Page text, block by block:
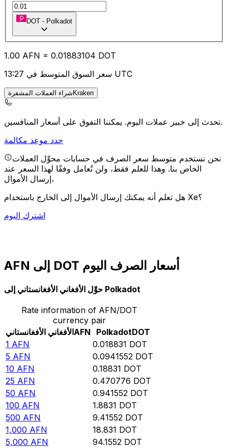
DOT - Polkadot
1.00 AFN = 0.01883104 DOT
سعر السوق المتوسط في 13:27 UTC
شراء العملات المشفرةKraken
تحدث إلى خبير عملات اليوم.يمكننا التفوق على أسعار المنافسين.
حدد موعد مكالمة
نحن نستخدم متوسط سعر الصرف في حسابات محوِّل العملات
الخاص بنا. وهذا للعلم فقط، ولن تُعامل وفقًا لهذا السعر عند
إرسال الأموال،
هل تعلم أنه يمكنك إرسال الأموال إلى الخارج باستخدام Xe؟
اشترك اليوم
AFN إلى DOT أسعار الصرف اليوم
حوِّل الأفغاني الأفغانستاني إلى Polkadot
Rate information of AFN/DOT
currency pair
الأفغاني الأفغانستانيAFN PolkadotDOT
1 AFN 0.018831 DOT
5 AFN 0.0941552 DOT
10 AFN 0.18831 DOT
25 AFN 0.470776 DOT
50 AFN 0.941552 DOT
100 AFN 1.8831 DOT
500 AFN 9.41552 DOT
1,000 AFN 18.831 DOT
5,000 AFN 94.1552 DOT